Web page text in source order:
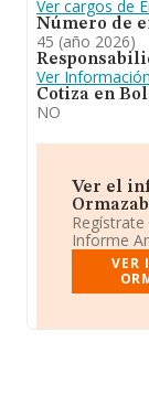
Ver cargos de
Número de
45 (año 2026)
Ver Información
Cotiza en
NO
Ver el
Informe
VER